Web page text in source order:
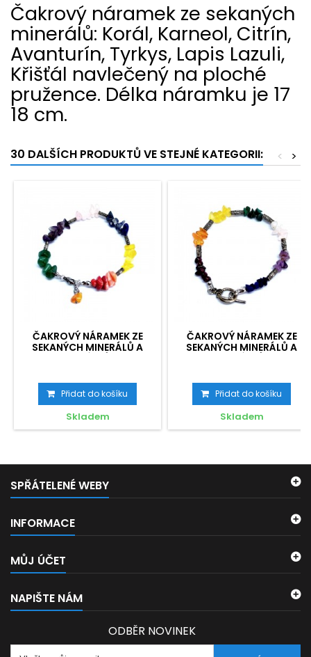
Čakrový náramek ze sekaných
minerálů: Korál, Karneol, Citrín,
Avanturín, Tyrkys, Lapis Lazuli,
Křišťál navlečený na ploché
pružence. Délka náramku je 17
18 cm.
30 DALŠÍCH PRODUKTŮ VE STEJNÉ KATEGORII: >
<
ČAKROVÝ NÁRAMEK ZE
SEKANÝCH MINERÁLŮ A
Přidat do košíku
Skladem
ČAKROVÝ NÁRAMEK ZE
SEKANÝCH MINERÁLŮ A
Přidat do košíku
Skladem
SPŘÁTELENÉ WEBY
INFORMACE
MŮJ ÚČET
NAPIŠTE NÁM
ODBĚR NOVINEK